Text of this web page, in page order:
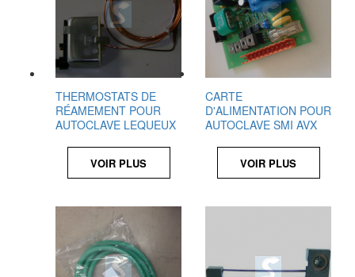
THERMOSTATS DE
RÉAMEMENT POUR
AUTOCLAVE LEQUEUX
VOIR PLUS
CARTE
D'ALIMENTATION POUR
AUTOCLAVE SMI AVX
VOIR PLUS